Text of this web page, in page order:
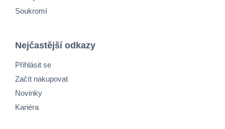
Soukromí
Nejčastější odkazy
Přihlásit se
Začít nakupovat
Novinky
Kariéra